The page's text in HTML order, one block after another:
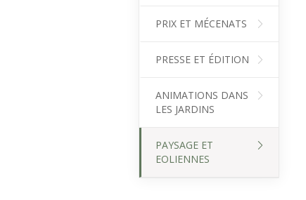
PRIX ET MÉCENATS
PRESSE ET ÉDITION
ANIMATIONS DANS
LES JARDINS
PAYSAGE ET
EOLIENNES